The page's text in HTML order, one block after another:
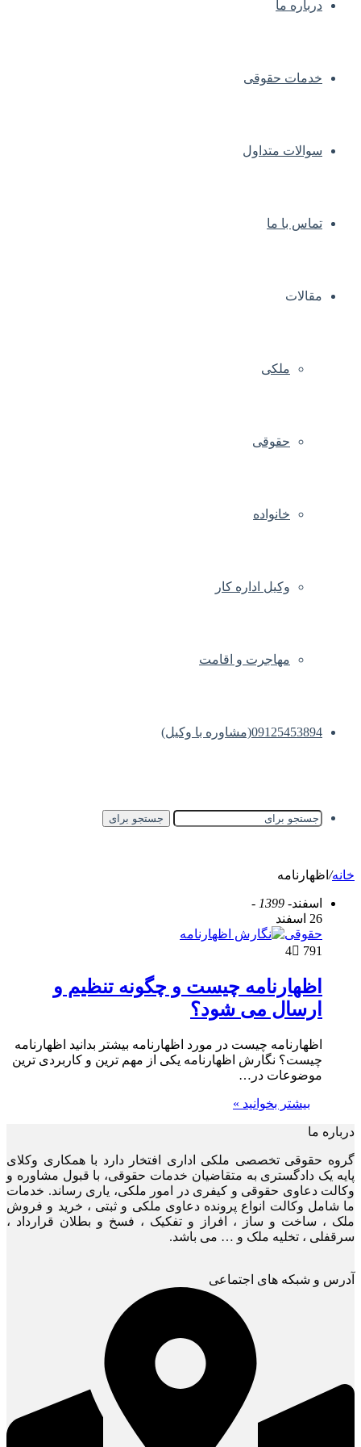
درباره ما
خدمات حقوقی
سوالات متداول
تماس با ما
مقالات
ملکی
حقوقی
خانواده
وکیل اداره کار
مهاجرت و اقامت
09125453894(مشاوره با وکیل)
جستجو برای
خانه/ اظهارنامه
اسفند- 1399 -
26 اسفند
حقوقی
4
791
اظهارنامه چیست و چگونه تنظیم و
ارسال می شود؟
اظهارنامه چیست در مورد اظهارنامه بیشتر بدانید اظهارنامه
چیست؟ نگارش اظهارنامه یکی از مهم ترین و کاربردی ترین
موضوعات در…
بیشتر بخوانید »
درباره ما
گروه حقوقی تخصصی ملکی اداری افتخار دارد با همکاری وکلای
پایه یک دادگستری به متقاضیان خدمات حقوقی، با قبول مشاوره و
وکالت دعاوی حقوقی و کیفری در امور ملکی، یاری رساند. خدمات
ما شامل وکالت انواع پرونده دعاوی ملکی و ثبتی ، خرید و فروش
ملک ، ساخت و ساز ، افراز و تفکیک ، فسخ و بطلان قرارداد ،
سرقفلی ، تخلیه ملک و … می باشد.
آدرس و شبکه های اجتماعی